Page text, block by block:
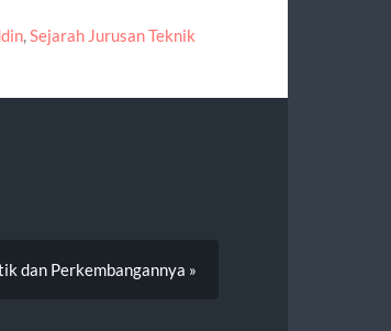
,Sejarah Jurusan Teknik
dan Perkembangannya »